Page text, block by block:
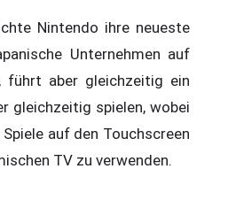
Nintendo ihre neueste
Unternehmen auf
führt aber gleichzeitig ein
gleichzeitig spielen, wobei
auf den Touchscreen
TV zu verwenden.